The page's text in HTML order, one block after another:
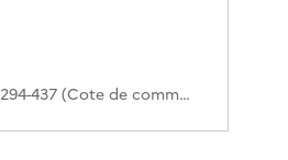
488PO/A/294-437 (Cote de commande)